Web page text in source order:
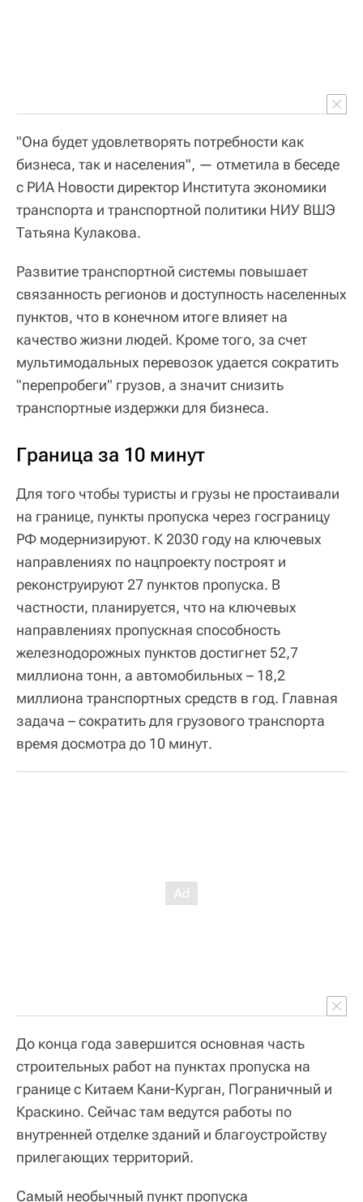
"Она будет удовлетворять потребности как
бизнеса, так и населения", — отметила в беседе
с РИА Новости директор Института экономики
транспорта и транспортной политики НИУ ВШЭ
Татьяна Кулакова.
Развитие транспортной системы повышает
связанность регионов и доступность населенных
пунктов, что в конечном итоге влияет на
качество жизни людей. Кроме того, за счет
мультимодальных перевозок удается сократить
"перепробеги" грузов, а значит снизить
транспортные издержки для бизнеса.
Граница за 10 минут
Для того чтобы туристы и грузы не простаивали
на границе, пункты пропуска через госграницу
РФ модернизируют. К 2030 году на ключевых
направлениях по нацпроекту построят и
реконструируют 27 пунктов пропуска. В
частности, планируется, что на ключевых
направлениях пропускная способность
железнодорожных пунктов достигнет 52,7
миллиона тонн, а автомобильных – 18,2
миллиона транспортных средств в год. Главная
задача – сократить для грузового транспорта
время досмотра до 10 минут.
До конца года завершится основная часть
строительных работ на пунктах пропуска на
границе с Китаем Кани-Курган, Пограничный и
Краскино. Сейчас там ведутся работы по
внутренней отделке зданий и благоустройству
прилегающих территорий.
Самый необычный пункт пропуска